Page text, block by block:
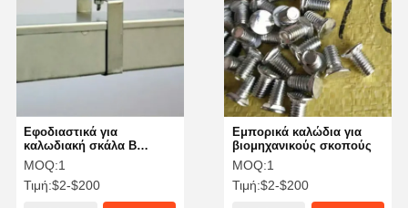
Εμπορικά καλώδια για
βιομηχανικούς σκοπούς
MOQ:1
Τιμή:$2-$200
Εφοδιαστικά για
καλωδιακή σκάλα B
Γραμμή B Γραμμή
Εφοδιαστικά για
καλωδιακό δίσκο ODM
MOQ:1
Τιμή:$2-$200